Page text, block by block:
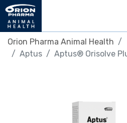
Orion Pharma Animal Health
Aptus
Aptus® Orisolve